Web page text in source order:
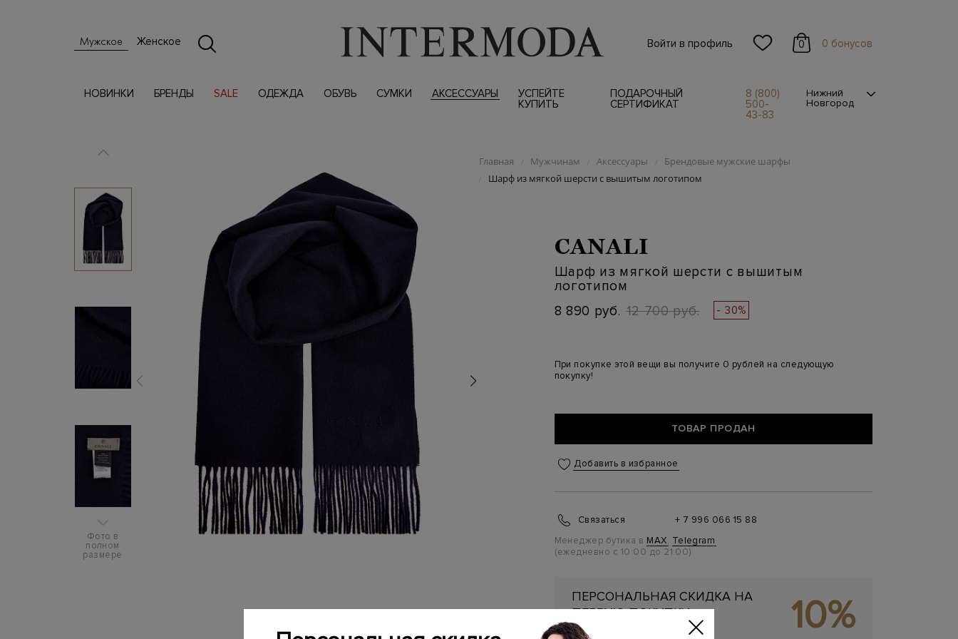
Мужское Женское Войти в профиль 0 0 бонусов
НОВИНКИ БРЕНДЫ SALE ОДЕЖДА ОБУВЬ СУМКИ АКСЕССУАРЫ
УСПЕЙТЕ
КУПИТЬ
ПОДАРОЧНЫЙ
СЕРТИФИКАТ
8 (800)
500-
43-83
Нижний
Новгород
Фото в
полном
размере
Главная / Мужчинам / Аксессуары / Брендовые мужские шарфы
/ Шарф из мягкой шерсти с вышитым логотипом
CANALI
Шарф из мягкой шерсти с вышитым
логотипом
8 890 руб. 12 700 руб. - 30%
При покупке этой вещи вы получите 0 рублей на следующую
покупку!
ТОВАР ПРОДАН
Добавить в избранное
Связаться
+ 7 996 066 15 88
Менеджер бутика в MAX, Telegram
(ежедневно с 10:00 до 21:00)
ПЕРСОНАЛЬНАЯ СКИДКА НА
ПЕРВУЮ ПОКУПКУ
Подробнее 10%